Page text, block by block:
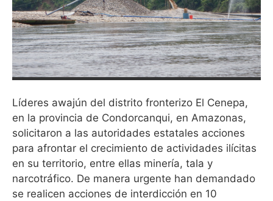
Líderes awajún del distrito fronterizo El Cenepa,
en la provincia de Condorcanqui, en Amazonas,
solicitaron a las autoridades estatales acciones
para afrontar el crecimiento de actividades ilícitas
en su territorio, entre ellas minería, tala y
narcotráfico. De manera urgente han demandado
se realicen acciones de interdicción en 10